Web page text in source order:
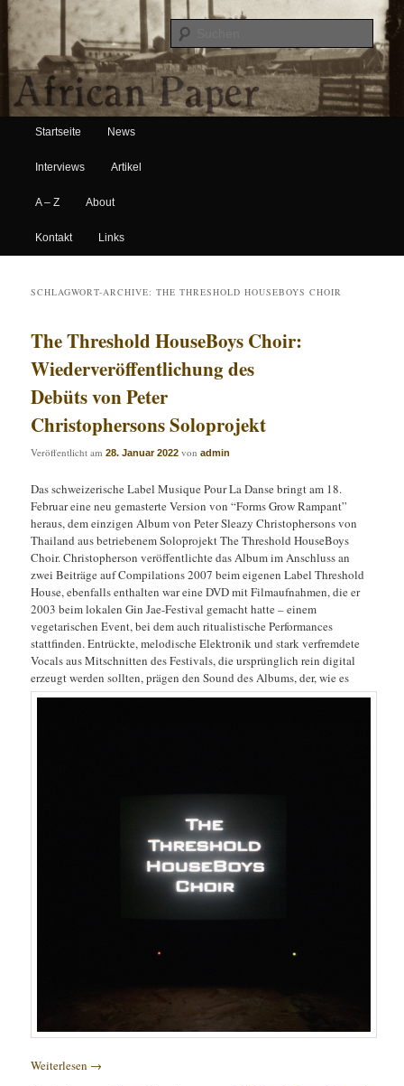
African Paper
Hauptmenü
Zum Inhalt wechseln
Zum sekundären Inhalt wechseln
Startseite News
Interviews Artikel
A – Z About
Kontakt Links
SCHLAGWORT-ARCHIVE:THE THRESHOLD HOUSEBOYS CHOIR
The Threshold HouseBoys Choir:
Wiederveröffentlichung des
Debüts von Peter
Christophersons Soloprojekt
Veröffentlicht am28. Januar 2022 vonadmin
Das schweizerische Label Musique Pour La Danse bringt am 18.
Februar eine neu gemasterte Version von “Forms Grow Rampant”
heraus, dem einzigen Album von Peter Sleazy Christophersons von
Thailand aus betriebenem Soloprojekt The Threshold HouseBoys
Choir. Christopherson veröffentlichte das Album im Anschluss an
zwei Beiträge auf Compilations 2007 beim eigenen Label Threshold
House, ebenfalls enthalten war eine DVD mit Filmaufnahmen, die er
2003 beim lokalen Gin Jae-Festival gemacht hatte – einem
vegetarischen Event, bei dem auch ritualistische Performances
stattfinden. Entrückte, melodische Elektronik und stark verfremdete
Vocals aus Mitschnitten des Festivals, die ursprünglich rein digital
erzeugt werden sollten, prägen den Sound des Albums, der, wie es
Weiterlesen →